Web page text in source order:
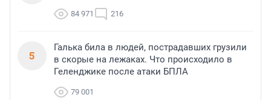
84 971 216
5
Галька била в людей, пострадавших грузили
в скорые на лежаках. Что происходило в
Геленджике после атаки БПЛА
79 001